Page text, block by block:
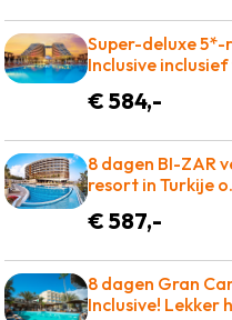
Super-deluxe 5*-
Inclusive
€ 584,-
8 dagen BI-ZAR
resort in Turkije
€ 587,-
8 dagen Gran
Inclusive! Lekker